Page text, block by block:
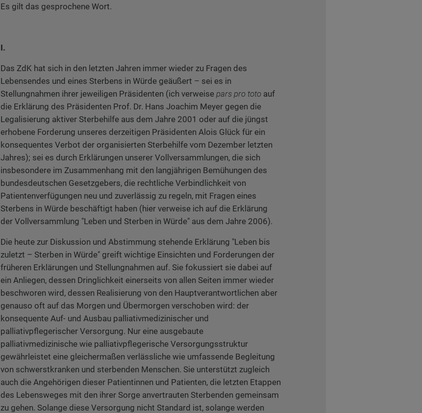
Es gilt das gesprochene Wort.
I.
Das ZdK hat sich in den letzten Jahren immer wieder zu Fragen des
Lebensendes und eines Sterbens in Würde geäußert – sei es in
Stellungnahmen ihrer jeweiligen Präsidenten (ich verweise pars pro totoauf
die Erklärung des Präsidenten Prof. Dr. Hans Joachim Meyer gegen die
Legalisierung aktiver Sterbehilfe aus dem Jahre 2001 oder auf die jüngst
erhobene Forderung unseres derzeitigen Präsidenten Alois Glück für ein
konsequentes Verbot der organisierten Sterbehilfe vom Dezember letzten
Jahres); sei es durch Erklärungen unserer Vollversammlungen, die sich
insbesondere im Zusammenhang mit den langjährigen Bemühungen des
bundesdeutschen Gesetzgebers, die rechtliche Verbindlichkeit von
Patientenverfügungen neu und zuverlässig zu regeln, mit Fragen eines
Sterbens in Würde beschäftigt haben (hier verweise ich auf die Erklärung
der Vollversammlung "Leben und Sterben in Würde" aus dem Jahre 2006).
Die heute zur Diskussion und Abstimmung stehende Erklärung "Leben bis
zuletzt – Sterben in Würde" greift wichtige Einsichten und Forderungen der
früheren Erklärungen und Stellungnahmen auf. Sie fokussiert sie dabei auf
ein Anliegen, dessen Dringlichkeit einerseits von allen Seiten immer wieder
beschworen wird, dessen Realisierung von den Hauptverantwortlichen aber
genauso oft auf das Morgen und Übermorgen verschoben wird: der
konsequente Auf- und Ausbau palliativmedizinischer und
palliativpflegerischer Versorgung. Nur eine ausgebaute
palliativmedizinische wie palliativpflegerische Versorgungsstruktur
gewährleistet eine gleichermaßen verlässliche wie umfassende Begleitung
von schwerstkranken und sterbenden Menschen. Sie unterstützt zugleich
auch die Angehörigen dieser Patientinnen und Patienten, die letzten Etappen
des Lebensweges mit den ihrer Sorge anvertrauten Sterbenden gemeinsam
zu gehen. Solange diese Versorgung nicht Standard ist, solange werden